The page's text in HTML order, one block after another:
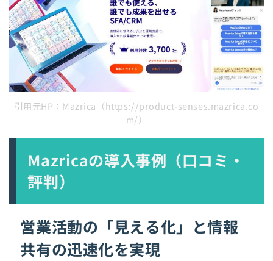
引用元HP：Mazrica（https://product-senses.mazrica.co
m/）
Mazricaの導入事例（口コミ・
評判）
営業活動の「見える化」と情報
共有の迅速化を実現